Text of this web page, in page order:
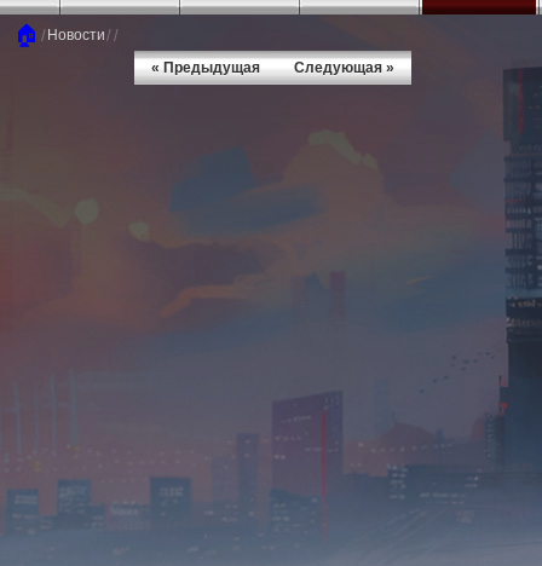
🏠 / Новости//
« Предыдущая Следующая »